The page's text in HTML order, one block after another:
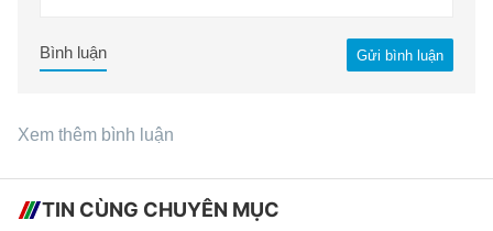
Gửi bình luận
Bình luận
Xem thêm bình luận
TIN CÙNG CHUYÊN MỤC